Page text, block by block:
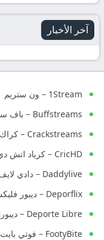
آخر الأخبار
1Stream – ون ستريم
Buffstreams – باف ستريمز
Crackstreams – كراك ستريمز
CricHD – كرياد اتش دي
Daddylive – دادي لايف
Deporflix – ديبور فليكس
Deporte Libre – ديبورتي ليبري
FootyBite – فوتي بايت